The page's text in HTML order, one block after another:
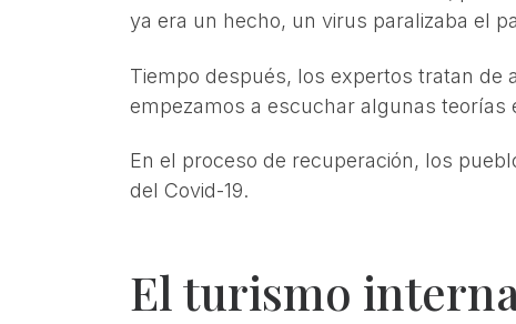
ya era un hecho, un virus paralizaba el
Tiempo después, los expertos tratan de
empezamos a escuchar algunas teorías
En el proceso de recuperación, los
del Covid-19.
El turismo